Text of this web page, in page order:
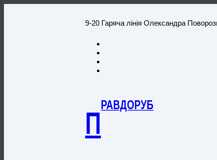
9-20 Гаряча лінія Олександра
П
РАВДОРУБ